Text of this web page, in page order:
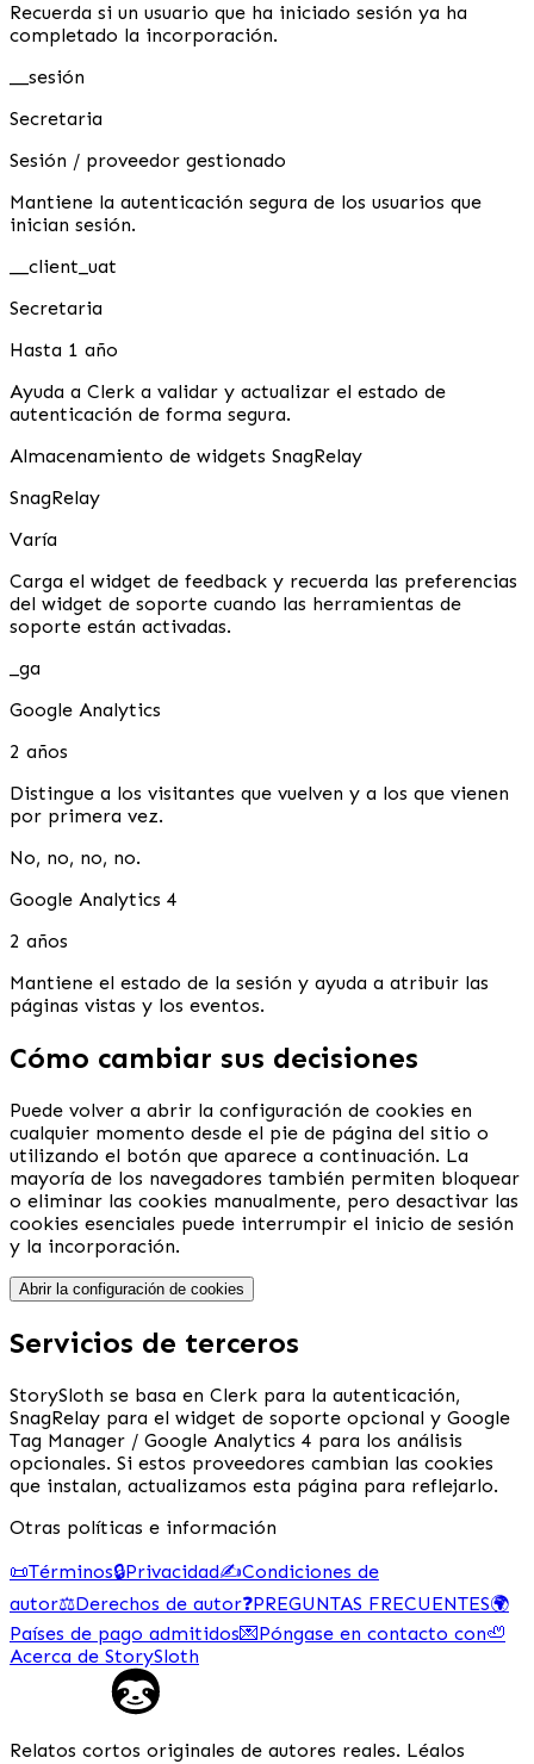
Recuerda si un usuario que ha iniciado sesión ya ha
completado la incorporación.
__sesión
Secretaria
Sesión / proveedor gestionado
Mantiene la autenticación segura de los usuarios que
inician sesión.
__client_uat
Secretaria
Hasta 1 año
Ayuda a Clerk a validar y actualizar el estado de
autenticación de forma segura.
Almacenamiento de widgets SnagRelay
SnagRelay
Varía
Carga el widget de feedback y recuerda las preferencias
del widget de soporte cuando las herramientas de
soporte están activadas.
_ga
Google Analytics
2 años
Distingue a los visitantes que vuelven y a los que vienen
por primera vez.
No, no, no, no.
Google Analytics 4
2 años
Mantiene el estado de la sesión y ayuda a atribuir las
páginas vistas y los eventos.
Cómo cambiar sus decisiones
Puede volver a abrir la configuración de cookies en
cualquier momento desde el pie de página del sitio o
utilizando el botón que aparece a continuación. La
mayoría de los navegadores también permiten bloquear
o eliminar las cookies manualmente, pero desactivar las
cookies esenciales puede interrumpir el inicio de sesión
y la incorporación.
Abrir la configuración de cookies
Servicios de terceros
StorySloth se basa en Clerk para la autenticación,
SnagRelay para el widget de soporte opcional y Google
Tag Manager / Google Analytics 4 para los análisis
opcionales. Si estos proveedores cambian las cookies
que instalan, actualizamos esta página para reflejarlo.
Otras políticas e información
📜Términos🔒Privacidad✍️Condiciones de
autor⚖️Derechos de autor❓PREGUNTAS FRECUENTES🌍
Países de pago admitidos💌Póngase en contacto con🦥
Acerca de StorySloth
Relatos cortos originales de autores reales. Léalos